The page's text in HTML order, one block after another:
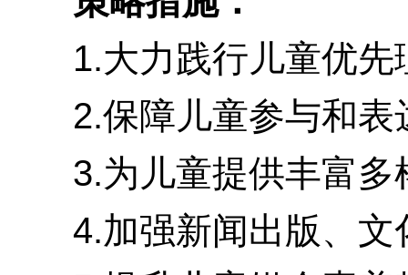
1.大力践行儿童优先理
2.保障儿童参与和表达
3.为儿童提供丰富多样
4.加强新闻出版、文化